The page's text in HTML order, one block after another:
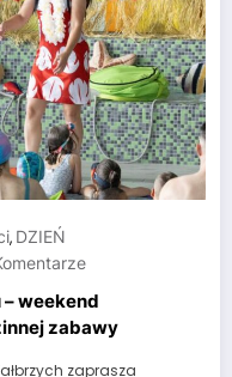
, DZIEŃ
weekend
zabawy
zaprasza